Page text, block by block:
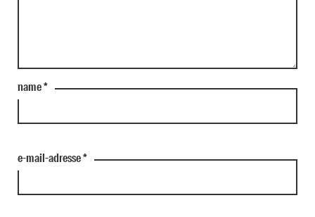
name*
e-mail-adresse*